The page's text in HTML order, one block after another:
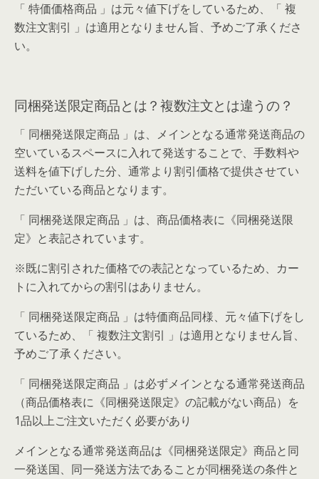
「 特価価格商品 」は元々値下げをしているため、「 複
数注文割引 」は適用となりません旨、予めご了承くださ
い。
同梱発送限定商品とは？複数注文とは違うの？
「 同梱発送限定商品 」は、メインとなる通常発送商品の
空いているスペースに入れて発送することで、手数料や
送料を値下げした分、通常より割引価格で提供させてい
ただいている商品となります。
「 同梱発送限定商品 」は、商品価格表に《同梱発送限
定》と表記されています。
※既に割引された価格での表記となっているため、カー
トに入れてからの割引はありません。
「 同梱発送限定商品 」は特価商品同様、元々値下げをし
ているため、「 複数注文割引 」は適用となりません旨、
予めご了承ください。
「 同梱発送限定商品 」は必ずメインとなる通常発送商品
（商品価格表に《同梱発送限定》の記載がない商品）を
1品以上ご注文いただく必要があり
メインとなる通常発送商品は《同梱発送限定》商品と同
一発送国、同一発送方法であることが同梱発送の条件と